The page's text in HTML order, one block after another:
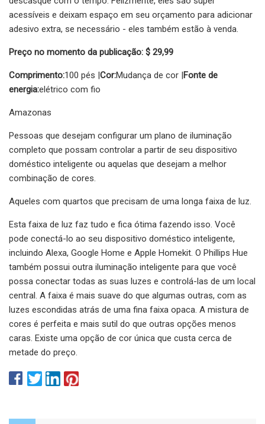
acessíveis e deixam espaço em seu orçamento para adicionar
adesivo extra, se necessário - eles também estão à venda.
Preço no momento da publicação: $ 29,99
Comprimento:100 pés |Cor:Mudança de cor |Fonte de
energia:elétrico com fio
Amazonas
Pessoas que desejam configurar um plano de iluminação
completo que possam controlar a partir de seu dispositivo
doméstico inteligente ou aquelas que desejam a melhor
combinação de cores.
Aqueles com quartos que precisam de uma longa faixa de luz.
Esta faixa de luz faz tudo e fica ótima fazendo isso. Você
pode conectá-lo ao seu dispositivo doméstico inteligente,
incluindo Alexa, Google Home e Apple Homekit. O Phillips Hue
também possui outra iluminação inteligente para que você
possa conectar todas as suas luzes e controlá-las de um local
central. A faixa é mais suave do que algumas outras, com as
luzes escondidas atrás de uma fina faixa opaca. A mistura de
cores é perfeita e mais sutil do que outras opções menos
caras. Existe uma opção de cor única que custa cerca de
metade do preço.